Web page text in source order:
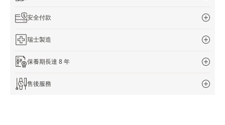
安全付款
瑞士製造
保養期長達 8 年
售後服務